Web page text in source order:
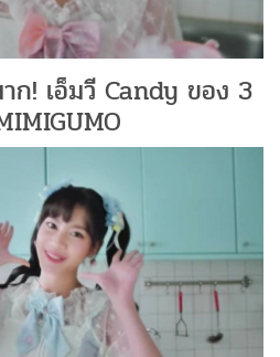
ก! เอ็มวี Candy ของ 3